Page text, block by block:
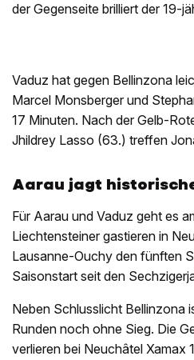
der Gegenseite brilliert der 19-
Vaduz hat gegen Bellinzona
Marcel Monsberger und
17 Minuten. Nach der Gelb-
Jhildrey Lasso (63.) treffen
Aarau jagt
Für Aarau und Vaduz geht es
Liechtensteiner gastieren in
Lausanne-Ouchy den fünften
Saisonstart seit den
Neben Schlusslicht Bellinzona
Runden noch ohne Sieg. Die
verlieren bei Neuchâtel Xamax